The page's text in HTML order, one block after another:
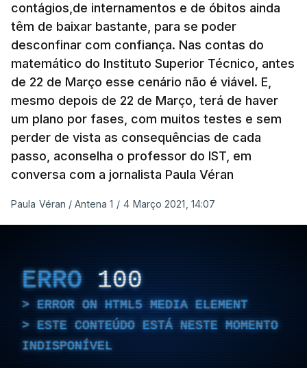
contágios,de internamentos e de óbitos ainda
têm de baixar bastante, para se poder
desconfinar com confiança. Nas contas do
matemático do Instituto Superior Técnico, antes
de 22 de Março esse cenário não é viável. E,
mesmo depois de 22 de Março, terá de haver
um plano por fases, com muitos testes e sem
perder de vista as consequências de cada
passo, aconselha o professor do IST, em
conversa com a jornalista Paula Véran
Paula Véran / Antena 1 / 4 Março 2021, 14:07
ERRO 100
ERROR ON HTML5 MEDIA ELEMENT
ESTE CONTEÚDO ESTÁ NESTE MOMENTO
INDISPONÍVEL